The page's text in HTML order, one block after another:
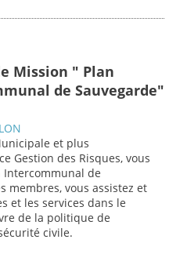
Mission " Plan
de Sauvegarde"
et plus
Gestion des Risques, vous
de
membres, vous assistez et
et les services dans le
de la politique de
civile.